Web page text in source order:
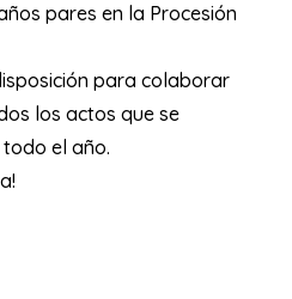
pares en la Procesión
para colaborar
los actos que se
el año.